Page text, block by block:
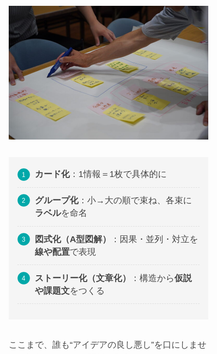
カード化：1情報＝1枚で具体的に
グループ化：小→大の順で束ね、各束に
ラベルを命名
図式化（A型図解）
：因果・並列・対立を
線や配置で表現
ストーリー化（文章化） ：構造から仮説
や課題文をつくる
ここまで、誰も“アイデアの良し悪し”を口にしませ